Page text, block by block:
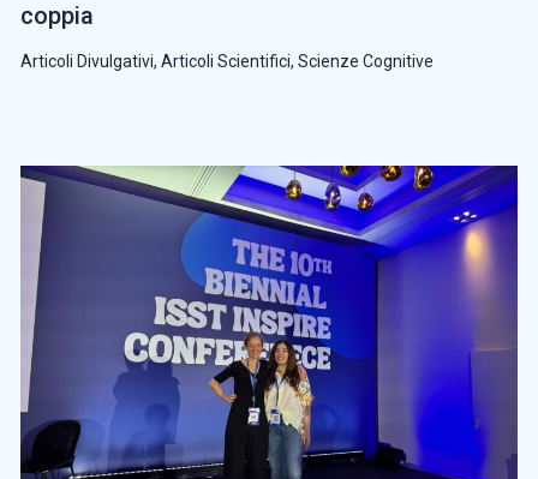
coppia
Articoli Divulgativi, Articoli Scientifici, Scienze Cognitive